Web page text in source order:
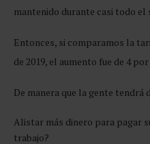
mantenido durante casi todo el
Entonces, si comparamos la
de 2019, el aumento fue de 4
De manera que la gente tendrá
Alistar más dinero para pagar
trabajo?